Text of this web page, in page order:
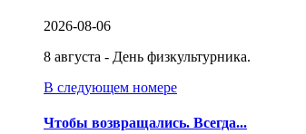
2026-08-06
8 августа - День физкультурника.
В следующем номере
Чтобы возвращались. Всегда...